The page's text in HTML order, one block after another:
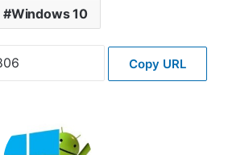
Windows 10
Copy URL